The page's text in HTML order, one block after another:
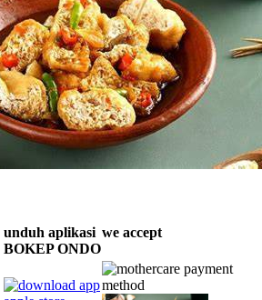
unduh aplikasi
BOKEP ONDO
we accept